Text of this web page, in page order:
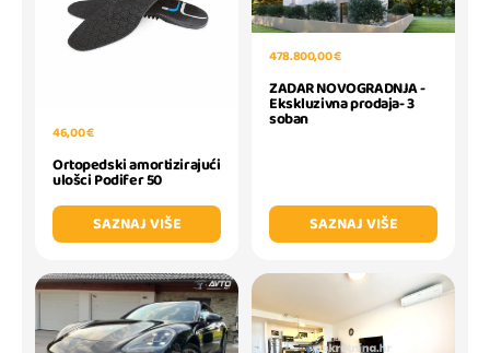
46,00 €
Ortopedski amortizirajući
ulošci Podifer 50
SAZNAJ VIŠE
478.800,00 €
ZADAR NOVOGRADNJA -
Ekskluzivna prodaja- 3
soban
SAZNAJ VIŠE